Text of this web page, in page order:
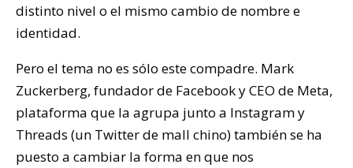
distinto nivel o el mismo cambio de nombre e
identidad.
Pero el tema no es sólo este compadre. Mark
Zuckerberg, fundador de Facebook y CEO de Meta,
plataforma que la agrupa junto a Instagram y
Threads (un Twitter de mall chino) también se ha
puesto a cambiar la forma en que nos